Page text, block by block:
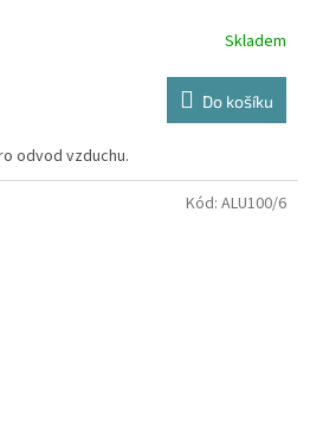
Skladem
Do košíku
odvod vzduchu.
Kód: ALU100/6